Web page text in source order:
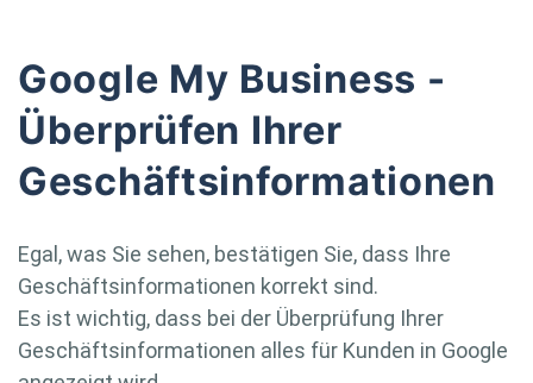
Google My Business -
Überprüfen Ihrer
Geschäftsinformationen
Egal, was Sie sehen, bestätigen Sie, dass Ihre
Geschäftsinformationen korrekt sind.
Es ist wichtig, dass bei der Überprüfung Ihrer
Geschäftsinformationen alles für Kunden in Google